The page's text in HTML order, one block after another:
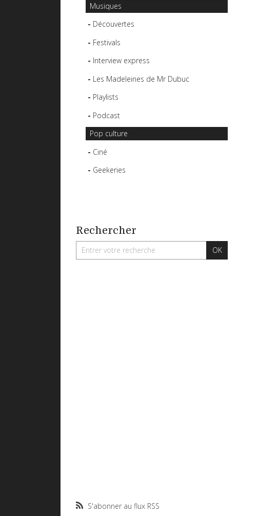
Musiques
Découvertes
Festivals
Interview express
Les Madeleines de Mr Dubuc
Playlists
Podcast
Pop culture
Ciné
Geekeries
Rechercher
S'abonner au flux RSS